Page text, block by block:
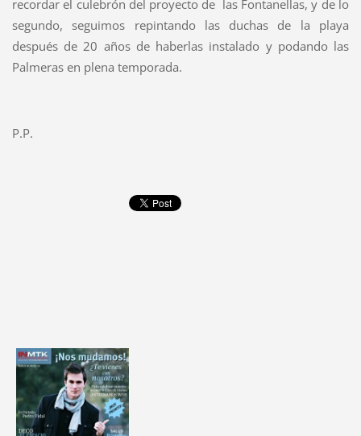
recordar el culebrón del proyecto de
las Fontanellas, y de lo
segundo, seguimos repintando las duchas de la playa
después de 20 años de haberlas instalado y podando las
Palmeras en plena temporada.
P.P.